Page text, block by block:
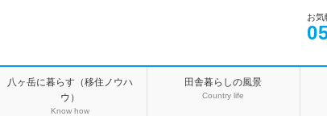
お気
八ヶ岳に暮らす（移住ノウハ
ウ）
Know how
田舎暮らしの風景
Country life